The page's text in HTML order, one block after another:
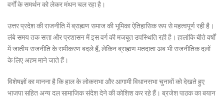
वर्गों के समर्थन को लेकर मंथन चल रहा है।
उत्तर प्रदेश की राजनीति में ब्राह्मण समाज की भूमिका ऐतिहासिक रूप से महत्वपूर्ण रही है।
लंबे समय तक सत्ता और प्रशासन में इस वर्ग की मजबूत उपस्थिति रही है। हालांकि बीते वर्षों
में जातीय राजनीति के समीकरण बदले हैं, लेकिन ब्राह्मण मतदाता अब भी राजनीतिक दलों
के लिए अहम माने जाते हैं।
विशेषज्ञों का मानना है कि हाल के लोकसभा और आगामी विधानसभा चुनावों को देखते हुए
भाजपा सहित अन्य दल सामाजिक संदेश देने की कोशिश कर रहे हैं। ब्रजेश पाठक का बयान